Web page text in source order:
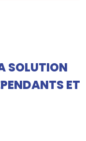
SOLUTION
ET